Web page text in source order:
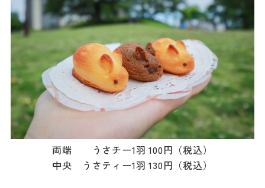
両端 うさチー1羽 100円（税込）
中央 うさティー1羽 130円（税込）